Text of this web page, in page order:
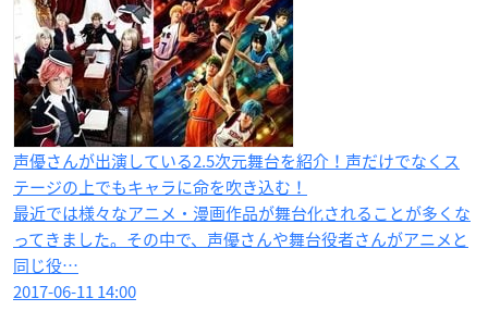
声優さんが出演している2.5次元舞台を紹介！声だけでなくス
テージの上でもキャラに命を吹き込む！
最近では様々なアニメ・漫画作品が舞台化されることが多くな
ってきました。その中で、声優さんや舞台役者さんがアニメと
同じ役…
2017-06-11 14:00